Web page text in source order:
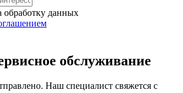
обработку данных
обслуживание
Наш специалист свяжется с